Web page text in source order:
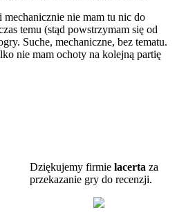
nie mam tu nic do
temu (stąd powstrzymam się od
Suche, mechaniczne, bez tematu.
nie mam ochoty na kolejną partię
Dziękujemy firmie lacerta za
przekazanie gry do recenzji.